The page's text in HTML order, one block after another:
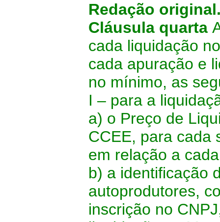
Redação
Cláusula quarta
cada liquidação
cada apuração e
no mínimo, as
I – para a
a) o Preço de
CCEE, para cada
em relação a
b) a identificação
autoprodutores,
inscrição no